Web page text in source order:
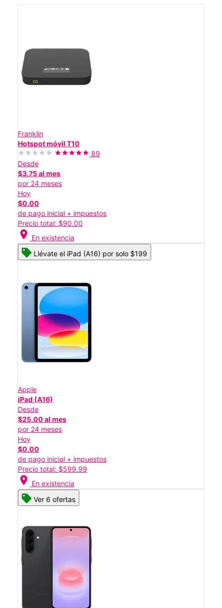
Franklin
Hotspot móvil T10
89
Desde
$3.75 al mes
por 24 meses
Hoy
$0.00
de pago inicial + impuestos
Precio total: $90.00
location_on En existencia
Llévate el iPad (A16) por solo $199
Apple
iPad (A16)
Desde
$25.00 al mes
por 24 meses
Hoy
$0.00
de pago inicial + impuestos
Precio total: $599.99
location_on En existencia
Ver 6 ofertas